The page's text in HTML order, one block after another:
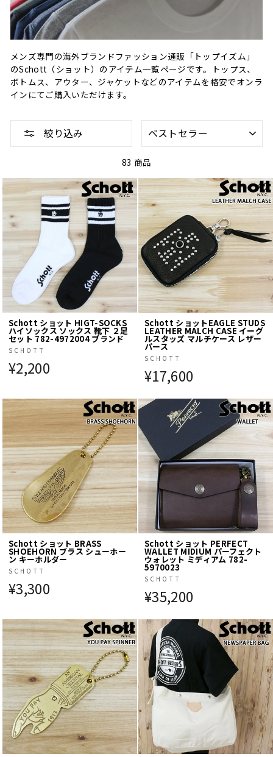
メンズ専門の海外ブランドファッション通販「トップイズム」
のSchott（ショット）のアイテム一覧ページです。トップス、
ボトムス、アウター、ジャケットなどのアイテムを格安でオンラ
インにてご購入いただけます。
絞り込み
べ
83 商品
Schott ショット HIGT-SOCKS
ハイソックス ソックス 靴下 ２足
セット 782-4972004 ブランド
SCHOTT
¥2,200
Schott ショットEAGLE STUDS
LEATHER MALCH CASE イーグ
ルスタッズ マルチケース レザー
パース
SCHOTT
¥17,600
Schott ショット BRASS
SHOEHORN ブラス シューホー
ン キーホルダー
SCHOTT
¥3,300
Schott ショット PERFECT
WALLET MIDIUM パーフェクト
ウォレット ミディアム 782-
5970023
SCHOTT
¥35,200